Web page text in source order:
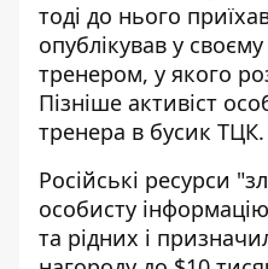
тоді до нього
опублікував у
тренером, у якого
Пізніше активіст
тренера в бусик ТЦК.
Російські ресурси
особисту
та рідних і